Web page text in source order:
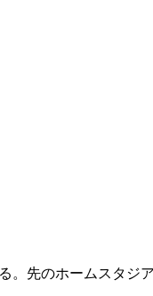
。先のホームスタ